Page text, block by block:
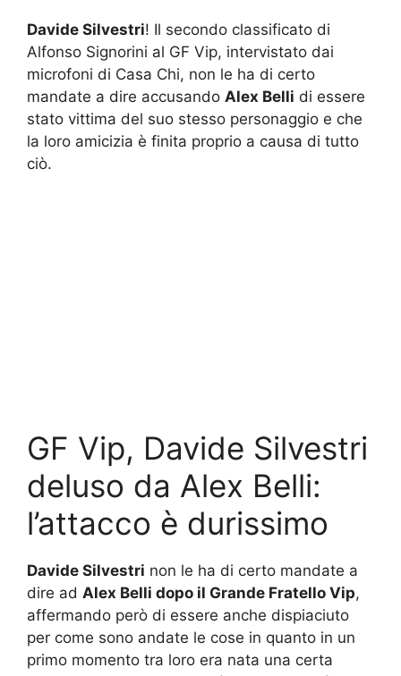
Davide Silvestri! Il secondo classificato di
Alfonso Signorini al GF Vip, intervistato dai
microfoni di Casa Chi, non le ha di certo
mandate a dire accusando Alex Belli di essere
stato vittima del suo stesso personaggio e che
la loro amicizia è finita proprio a causa di tutto
ciò.
GF Vip, Davide Silvestri
deluso da Alex Belli:
l’attacco è durissimo
Davide Silvestri non le ha di certo mandate a
dire ad Alex Belli dopo il Grande Fratello Vip,
affermando però di essere anche dispiaciuto
per come sono andate le cose in quanto in un
primo momento tra loro era nata una certa